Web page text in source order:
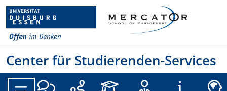
Center für Studierenden-Services